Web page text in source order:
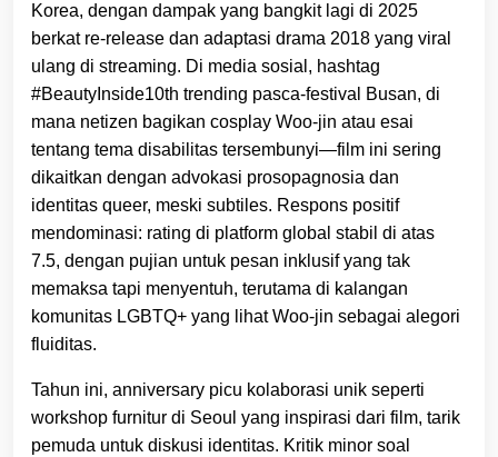
Korea, dengan dampak yang bangkit lagi di 2025
berkat re-release dan adaptasi drama 2018 yang viral
ulang di streaming. Di media sosial, hashtag
#BeautyInside10th trending pasca-festival Busan, di
mana netizen bagikan cosplay Woo-jin atau esai
tentang tema disabilitas tersembunyi—film ini sering
dikaitkan dengan advokasi prosopagnosia dan
identitas queer, meski subtiles. Respons positif
mendominasi: rating di platform global stabil di atas
7.5, dengan pujian untuk pesan inklusif yang tak
memaksa tapi menyentuh, terutama di kalangan
komunitas LGBTQ+ yang lihat Woo-jin sebagai alegori
fluiditas.
Tahun ini, anniversary picu kolaborasi unik seperti
workshop furnitur di Seoul yang inspirasi dari film, tarik
pemuda untuk diskusi identitas. Kritik minor soal